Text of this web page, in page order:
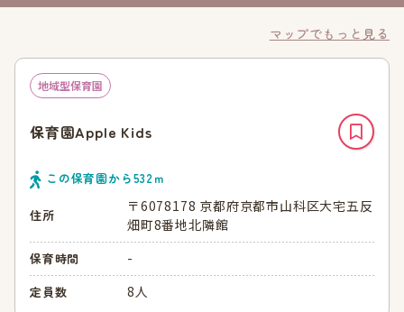
マップでもっと見る
地域型保育園
保育園Apple Kids
この保育園から532ｍ
住所
〒6078178 京都府京都市山科区大宅五反
畑町8番地北隣館
保育時間 -
定員数 8人